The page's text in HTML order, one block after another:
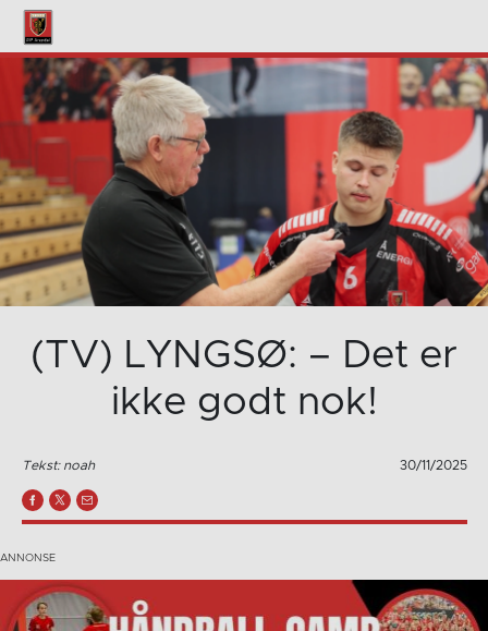
(TV) LYNGSØ: – Det er
ikke godt nok!
Tekst: noah 30/11/2025